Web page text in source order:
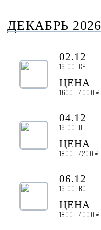
ДЕКАБРЬ 2026
02.12
19:00, СР
ЦЕНА
1600 - 4000 ₽
04.12
19:00, ПТ
ЦЕНА
1800 - 4200 ₽
06.12
19:00, ВС
ЦЕНА
1800 - 4000 ₽